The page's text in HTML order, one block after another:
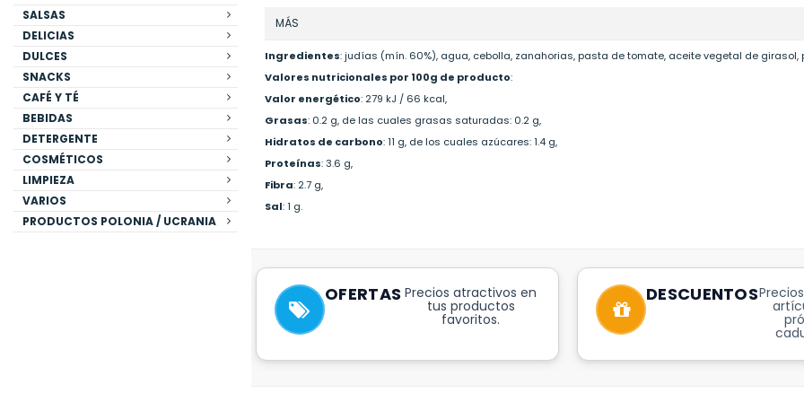
SALSAS
DELICIAS
DULCES
SNACKS
CAFÉ Y TÉ
BEBIDAS
DETERGENTE
COSMÉTICOS
LIMPIEZA
VARIOS
PRODUCTOS POLONIA / UCRANIA
MÁS
Ingredientes: judías (mín. 60%), agua, cebolla, zanahorias, pasta de tomate, aceite vegetal de girasol,
Valores nutricionales por 100g de producto:
Valor energético: 279 kJ / 66 kcal,
Grasas: 0.2 g, de las cuales grasas saturadas: 0.2 g,
Hidratos de carbono: 11 g, de los cuales azúcares: 1.4 g,
Proteínas: 3.6 g,
Fibra: 2.7 g,
Sal: 1 g.
OFERTAS Precios atractivos en
tus productos
favoritos.
DESCUENTOS